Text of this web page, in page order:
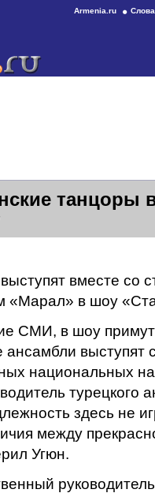
Armenia.ru
танцоры
вместе со
«Марал» в шоу
СМИ, в шоу
ансамбли
национальных
турецкого
здесь не
между
Угюн.